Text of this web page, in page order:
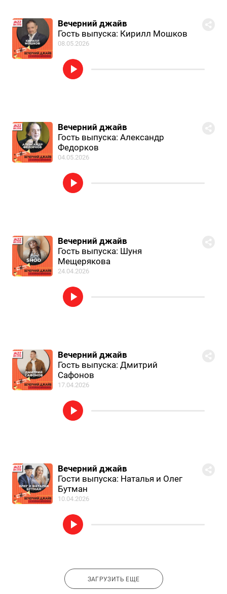
Вечерний джайв
Гость выпуска: Кирилл Мошков
08.05.2026
Вечерний джайв
Гость выпуска: Александр
Федорков
04.05.2026
Вечерний джайв
Гость выпуска: Шуня
Мещерякова
24.04.2026
Вечерний джайв
Гость выпуска: Дмитрий
Сафонов
17.04.2026
Вечерний джайв
Гости выпуска: Наталья и Олег
Бутман
10.04.2026
ЗАГРУЗИТЬ ЕЩЕ